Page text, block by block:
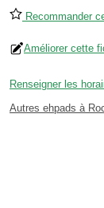
Recommander
Améliorer cette
Renseigner les
Autres ehpads à